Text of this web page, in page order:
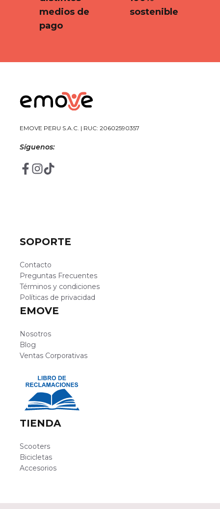
medios de
pago
sostenible
EMOVE PERU S.A.C. | RUC: 20602590357
Síguenos:
SOPORTE
Contacto
Preguntas Frecuentes
Términos y condiciones
Políticas de privacidad
EMOVE
Nosotros
Blog
Ventas Corporativas
TIENDA
Scooters
Bicicletas
Accesorios